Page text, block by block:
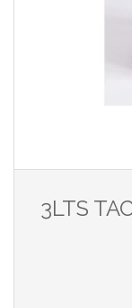
3LTS